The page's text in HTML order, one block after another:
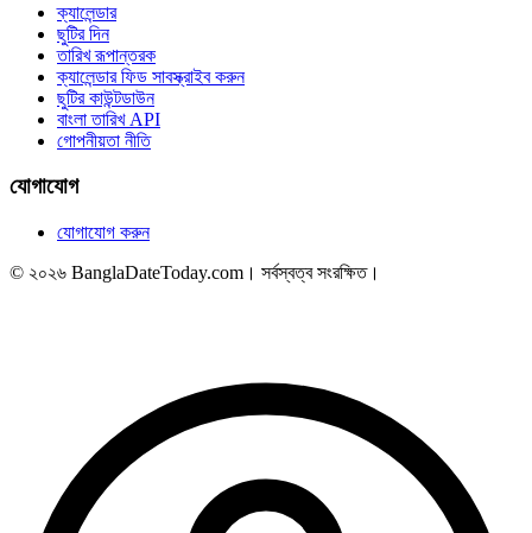
ক্যালেন্ডার
ছুটির দিন
তারিখ রূপান্তরক
ক্যালেন্ডার ফিড সাবস্ক্রাইব করুন
ছুটির কাউন্টডাউন
বাংলা তারিখ API
গোপনীয়তা নীতি
যোগাযোগ
যোগাযোগ করুন
© ২০২৬ BanglaDateToday.com। সর্বস্বত্ব সংরক্ষিত।